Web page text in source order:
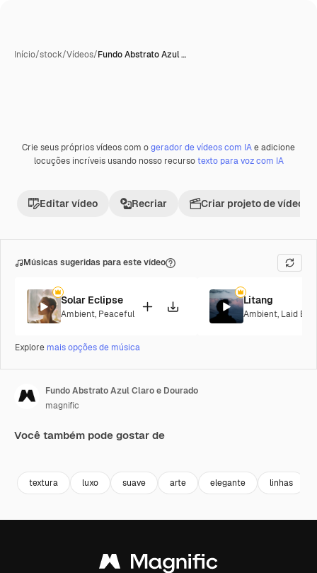
Início/stock/Vídeos/Fundo Abstrato Azul …
Crie seus próprios vídeos com ogerador de vídeos com IAe adicione
locuções incríveis usando nosso recursotexto para voz com IA
Editar vídeo Recriar Criar projeto de vídeo
Músicas sugeridas para este vídeo
Solar Eclipse
Ambient, Peaceful
Litang
Ambient, Laid
Explore mais opções de música
Fundo Abstrato Azul Claro e Dourado
magnific
Você também pode gostar de
textura luxo suave arte elegante linhas